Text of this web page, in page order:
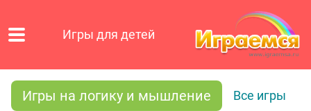
Игры для детей
Игры на логику и мышление Все игры